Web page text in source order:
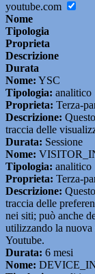
youtube.com
Nome
Tipologia
Proprieta
Descrizione
Durata
Nome: YSC
Tipologia: analitico
Proprieta: Terza-
Descrizione:
traccia delle
Durata: Sessione
Nome:
Tipologia: analitico
Proprieta: Terza-
Descrizione:
traccia delle
nei siti; può anche
utilizzando la
Youtube.
Durata: 6 mesi
Nome: